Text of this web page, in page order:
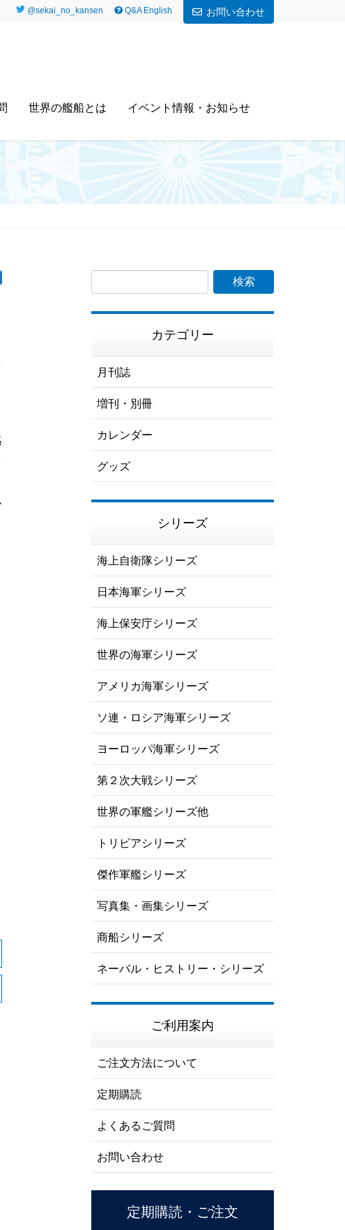
@sekai_no_kansen Q&A English お問い合わせ
世界の艦船とは イベント情報・お知らせ
カテゴリー
月刊誌
増刊・別冊
カレンダー
グッズ
シリーズ
海上自衛隊シリーズ
日本海軍シリーズ
海上保安庁シリーズ
世界の海軍シリーズ
アメリカ海軍シリーズ
ソ連・ロシア海軍シリーズ
ヨーロッパ海軍シリーズ
第２次大戦シリーズ
世界の軍艦シリーズ他
トリビアシリーズ
傑作軍艦シリーズ
写真集・画集シリーズ
商船シリーズ
ネーバル・ヒストリー・シリーズ
ご利用案内
ご注文方法について
定期購読
よくあるご質問
お問い合わせ
定期購読・ご注文